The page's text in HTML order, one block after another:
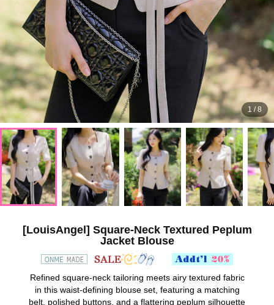
1 /8
[LouisAngel] Square-Neck Textured Peplum
Jacket Blouse
Refined square-neck tailoring meets airy textured fabric
in this waist-defining blouse set, featuring a matching
belt, polished buttons, and a flattering peplum silhouette